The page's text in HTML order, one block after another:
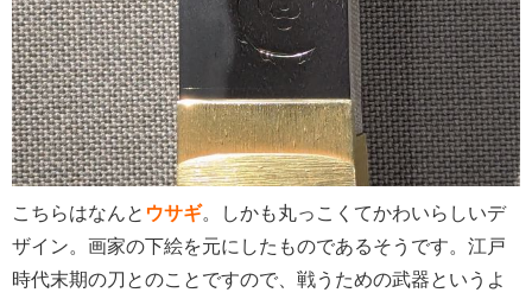
こちらはなんと ウサギ。しかも丸っこくてかわいらしいデ
ザイン。画家の下絵を元にしたものであるそうです。江戸
時代末期の刀とのことですので、戦うための武器というよ